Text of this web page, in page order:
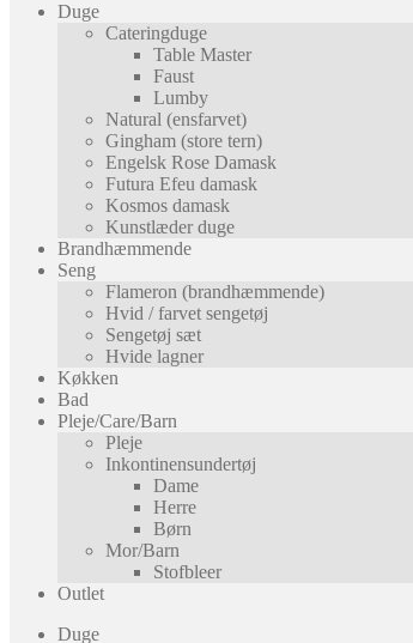
Duge
Cateringduge
Table Master
Faust
Lumby
Natural (ensfarvet)
Gingham (store tern)
Engelsk Rose Damask
Futura Efeu damask
Kosmos damask
Kunstlæder duge
Brandhæmmende
Seng
Flameron (brandhæmmende)
Hvid / farvet sengetøj
Sengetøj sæt
Hvide lagner
Køkken
Bad
Pleje/Care/Barn
Pleje
Inkontinensundertøj
Dame
Herre
Børn
Mor/Barn
Stofbleer
Outlet
Duge